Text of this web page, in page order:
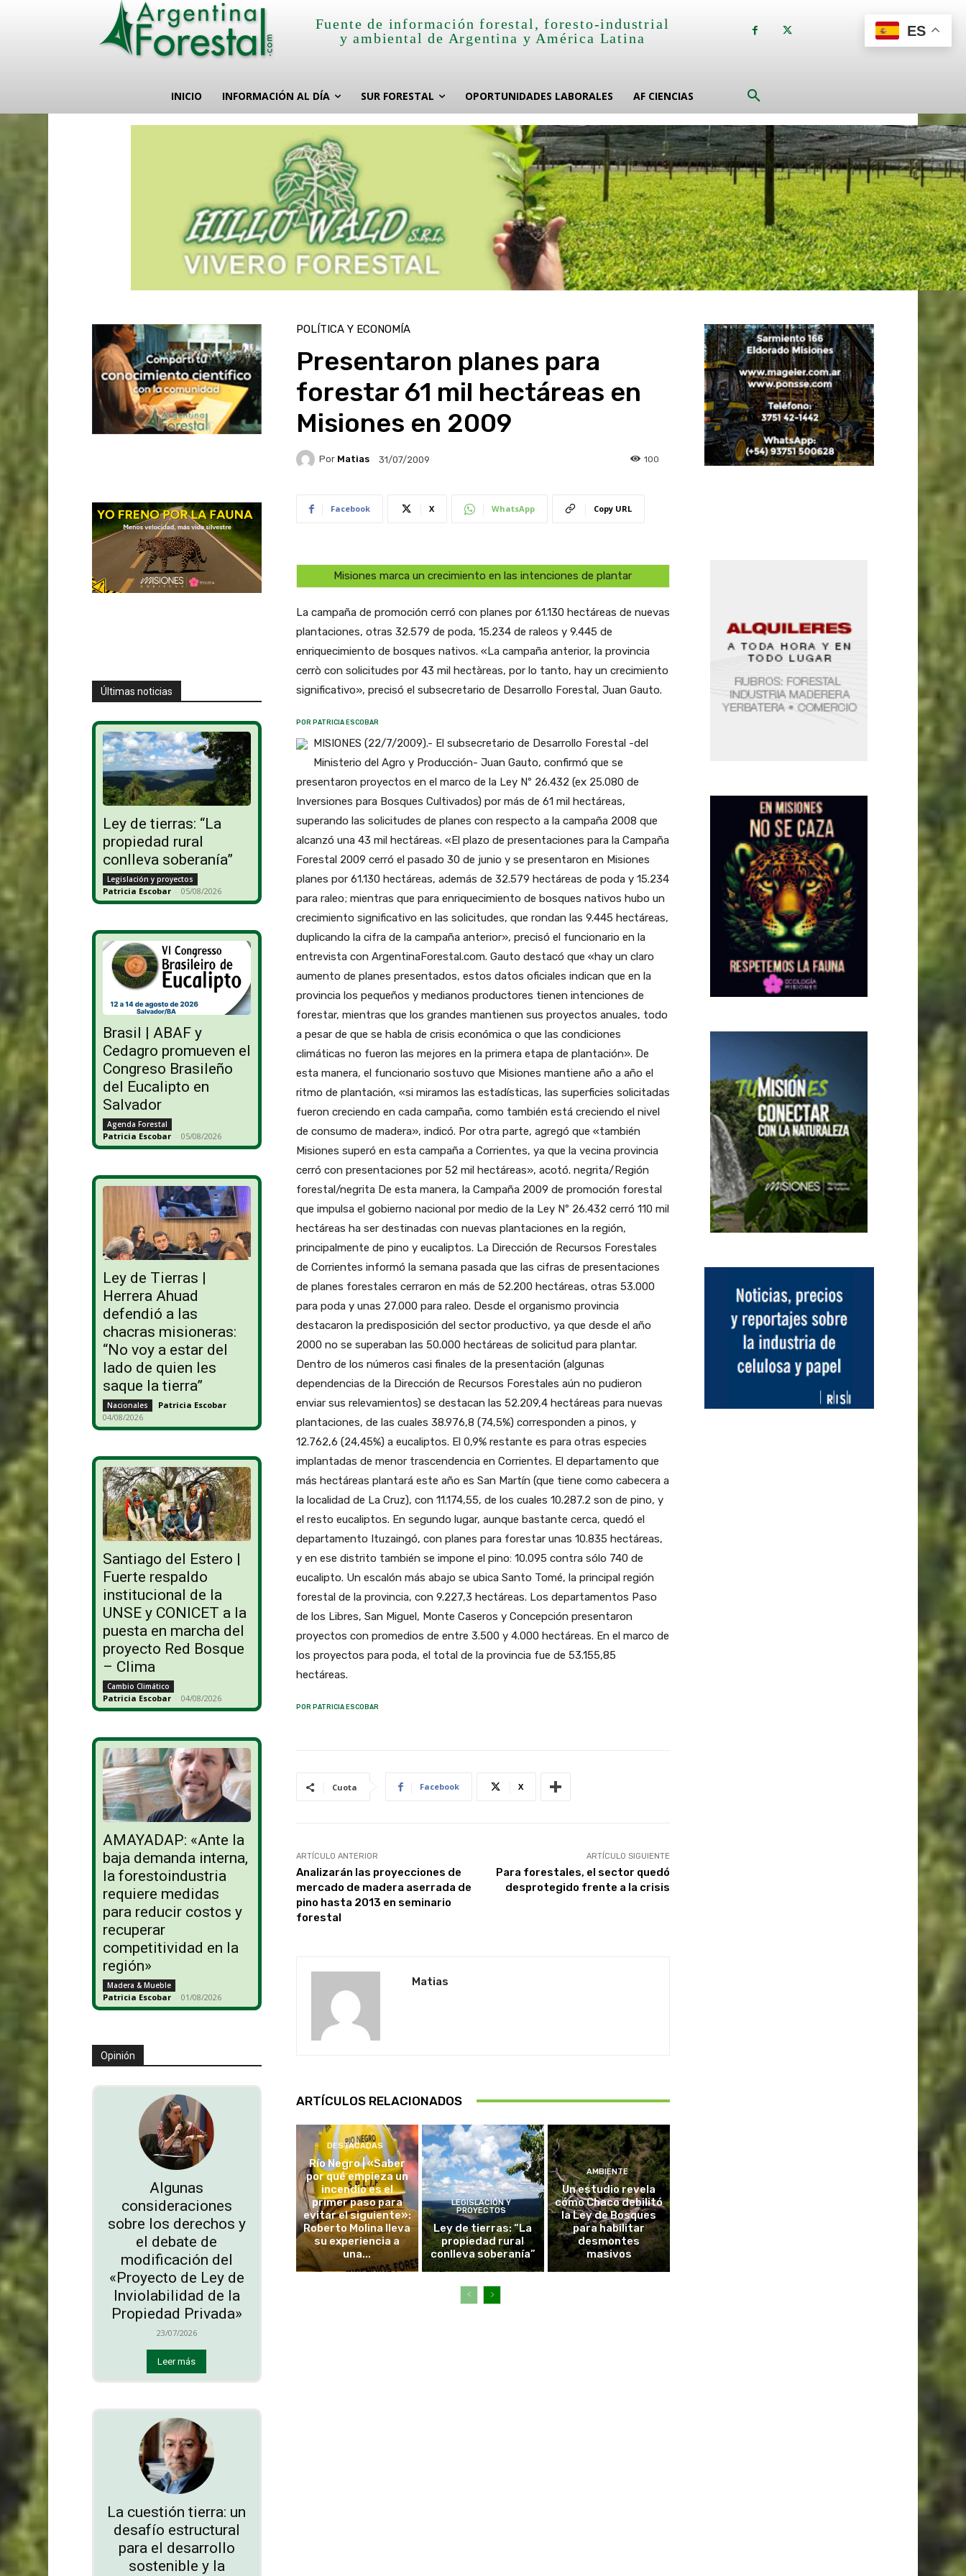
Fuente de información forestal, foresto-industrial
y ambiental de Argentina y América Latina
INICIO INFORMACIÓN AL DÍA SUR FORESTAL OPORTUNIDADES LABORALES AF CIENCIAS
Últimas noticias
Ley de tierras: “La
propiedad rural
conlleva soberanía”
Legislación y proyectos
Patricia Escobar - 05/08/2026
Brasil | ABAF y
Cedagro promueven el
Congreso Brasileño
del Eucalipto en
Salvador
Agenda Forestal
Patricia Escobar - 05/08/2026
Ley de Tierras |
Herrera Ahuad
defendió a las
chacras misioneras:
“No voy a estar del
lado de quien les
saque la tierra”
Nacionales Patricia Escobar -
04/08/2026
Santiago del Estero |
Fuerte respaldo
institucional de la
UNSE y CONICET a la
puesta en marcha del
proyecto Red Bosque
– Clima
Cambio Climático
Patricia Escobar - 04/08/2026
AMAYADAP: «Ante la
baja demanda interna,
la forestoindustria
requiere medidas
para reducir costos y
recuperar
competitividad en la
región»
Madera & Mueble
Patricia Escobar - 01/08/2026
Opinión
Algunas
consideraciones
sobre los derechos y
el debate de
modificación del
«Proyecto de Ley de
Inviolabilidad de la
Propiedad Privada»
23/07/2026
Leer más
La cuestión tierra: un
desafío estructural
para el desarrollo
sostenible y la
POLÍTICA Y ECONOMÍA
Presentaron planes para
forestar 61 mil hectáreas en
Misiones en 2009
Por Matias 31/07/2009 100
Facebook X WhatsApp Copy URL
Misiones marca un crecimiento en las intenciones de plantar
La campaña de promoción cerró con planes por 61.130 hectáreas de nuevas
plantaciones, otras 32.579 de poda, 15.234 de raleos y 9.445 de
enriquecimiento de bosques nativos. «La campaña anterior, la provincia
cerrò con solicitudes por 43 mil hectàreas, por lo tanto, hay un crecimiento
significativo», precisó el subsecretario de Desarrollo Forestal, Juan Gauto.
POR PATRICIA ESCOBAR
MISIONES (22/7/2009).- El subsecretario de Desarrollo Forestal -del
Ministerio del Agro y Producción- Juan Gauto, confirmó que se
presentaron proyectos en el marco de la Ley Nº 26.432 (ex 25.080 de
Inversiones para Bosques Cultivados) por más de 61 mil hectáreas,
superando las solicitudes de planes con respecto a la campaña 2008 que
alcanzó una 43 mil hectáreas. «El plazo de presentaciones para la Campaña
Forestal 2009 cerró el pasado 30 de junio y se presentaron en Misiones
planes por 61.130 hectáreas, además de 32.579 hectáreas de poda y 15.234
para raleo; mientras que para enriquecimiento de bosques nativos hubo un
crecimiento significativo en las solicitudes, que rondan las 9.445 hectáreas,
duplicando la cifra de la campaña anterior», precisó el funcionario en la
entrevista con ArgentinaForestal.com. Gauto destacó que «hay un claro
aumento de planes presentados, estos datos oficiales indican que en la
provincia los pequeños y medianos productores tienen intenciones de
forestar, mientras que los grandes mantienen sus proyectos anuales, todo
a pesar de que se habla de crisis económica o que las condiciones
climáticas no fueron las mejores en la primera etapa de plantación». De
esta manera, el funcionario sostuvo que Misiones mantiene año a año el
ritmo de plantación, «si miramos las estadísticas, las superficies solicitadas
fueron creciendo en cada campaña, como también está creciendo el nivel
de consumo de madera», indicó. Por otra parte, agregó que «también
Misiones superó en esta campaña a Corrientes, ya que la vecina provincia
cerró con presentaciones por 52 mil hectáreas», acotó. negrita/Región
forestal/negrita De esta manera, la Campaña 2009 de promoción forestal
que impulsa el gobierno nacional por medio de la Ley Nº 26.432 cerró 110 mil
hectáreas ha ser destinadas con nuevas plantaciones en la región,
principalmente de pino y eucaliptos. La Dirección de Recursos Forestales
de Corrientes informó la semana pasada que las cifras de presentaciones
de planes forestales cerraron en más de 52.200 hectáreas, otras 53.000
para poda y unas 27.000 para raleo. Desde el organismo provincia
destacaron la predisposición del sector productivo, ya que desde el año
2000 no se superaban las 50.000 hectáreas de solicitud para plantar.
Dentro de los números casi finales de la presentación (algunas
dependencias de la Dirección de Recursos Forestales aún no pudieron
enviar sus relevamientos) se destacan las 52.209,4 hectáreas para nuevas
plantaciones, de las cuales 38.976,8 (74,5%) corresponden a pinos, y
12.762,6 (24,45%) a eucaliptos. El 0,9% restante es para otras especies
implantadas de menor trascendencia en Corrientes. El departamento que
más hectáreas plantará este año es San Martín (que tiene como cabecera a
la localidad de La Cruz), con 11.174,55, de los cuales 10.287.2 son de pino, y
el resto eucaliptos. En segundo lugar, aunque bastante cerca, quedó el
departamento Ituzaingó, con planes para forestar unas 10.835 hectáreas,
y en ese distrito también se impone el pino: 10.095 contra sólo 740 de
eucalipto. Un escalón más abajo se ubica Santo Tomé, la principal región
forestal de la provincia, con 9.227,3 hectáreas. Los departamentos Paso
de los Libres, San Miguel, Monte Caseros y Concepción presentaron
proyectos con promedios de entre 3.500 y 4.000 hectáreas. En el marco de
los proyectos para poda, el total de la provincia fue de 53.155,85
hectáreas.
POR PATRICIA ESCOBAR
Cuota Facebook X
ARTÍCULO ANTERIOR
Analizarán las proyecciones de
mercado de madera aserrada de
pino hasta 2013 en seminario
forestal
ARTÍCULO SIGUIENTE
Para forestales, el sector quedó
desprotegido frente a la crisis
Matias
ARTÍCULOS RELACIONADOS
DESTACADAS
Río Negro | «Saber
por qué empieza un
incendio es el
primer paso para
evitar el siguiente»:
Roberto Molina lleva
su experiencia a
una...
LEGISLACIÓN Y
PROYECTOS
Ley de tierras: “La
propiedad rural
conlleva soberanía”
AMBIENTE
Un estudio revela
cómo Chaco debilitó
la Ley de Bosques
para habilitar
desmontes
masivos
ES